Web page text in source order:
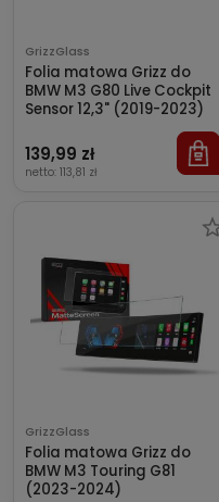
GrizzGlass
Folia matowa Grizz do
BMW M3 G80 Live Cockpit
Sensor 12,3" (2019-2023)
139,99 zł
netto: 113,81 zł
GrizzGlass
Folia matowa Grizz do
BMW M3 Touring G81
(2023-2024)